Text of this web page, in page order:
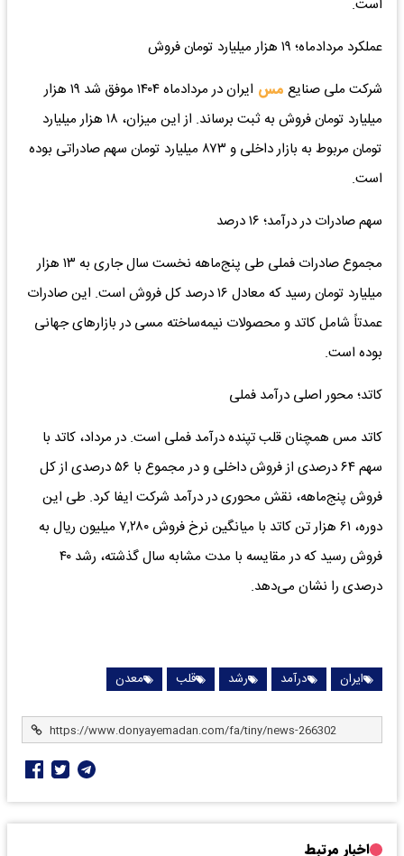
است.
عملکرد مردادماه؛ ۱۹ هزار میلیارد تومان فروش
شرکت ملی صنایع مس
ایران در مردادماه ۱۴۰۴ موفق شد ۱۹ هزار
میلیارد تومان فروش به ثبت برساند. از این میزان، ۱۸ هزار میلیارد
تومان مربوط به بازار داخلی و ۸۷۳ میلیارد تومان سهم صادراتی بوده
است.
سهم صادرات در درآمد؛ ۱۶ درصد
مجموع صادرات فملی طی پنج‌ماهه نخست سال جاری به ۱۳ هزار
میلیارد تومان رسید که معادل ۱۶ درصد کل فروش است. این صادرات
عمدتاً شامل کاتد و محصولات نیمه‌ساخته مسی در بازارهای جهانی
بوده است.
کاتد؛ محور اصلی درآمد فملی
کاتد مس همچنان قلب تپنده درآمد فملی است. در مرداد، کاتد با
سهم ۶۴ درصدی از فروش داخلی و در مجموع با ۵۶ درصدی از کل
فروش پنج‌ماهه، نقش محوری در درآمد شرکت ایفا کرد. طی این
دوره، ۶۱ هزار تن کاتد با میانگین نرخ فروش ۷,۲۸۰ میلیون ریال به
فروش رسید که در مقایسه با مدت مشابه سال گذشته، رشد ۴۰
درصدی را نشان می‌دهد.
ایران درآمد رشد قلب معدن
اخبار مرتبط